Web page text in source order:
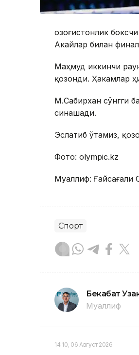
Қозоғистонлик
Акайлар билан
Маҳмуд иккинчи
қозонди. Ҳакамлар
М.Сабирхан сўнгги
синашади.
Эслатиб ўтамиз,
Фото: оlympic.kz
Муаллиф: Ғайсағали
Спорт
Бекабат
Муаллиф
14:10, 06 Август 2026